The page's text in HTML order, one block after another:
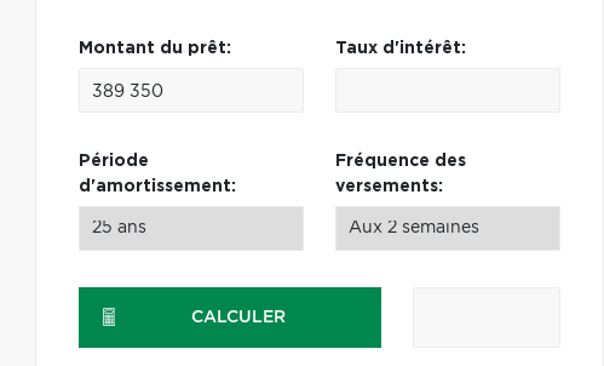
Montant du prêt: Taux d'intérêt:
Période
d'amortissement:
Fréquence des
versements:
CALCULER